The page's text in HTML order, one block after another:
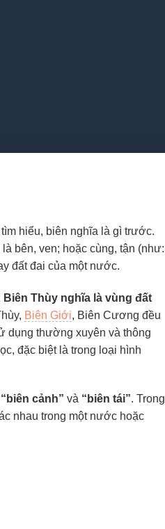
hiểu, biên nghĩa là gì trước.
bên, ven; hoặc cùng, tận (như:
đất đai của một nước.​
Biên Thùy nghĩa là vùng đất
Biên Giới, Biên Cương đều
dụng thường xuyên và thông
đặc biệt là trong loại hình
“biên cảnh” và “biên tái”. Trong
nhau trong một nước hoặc